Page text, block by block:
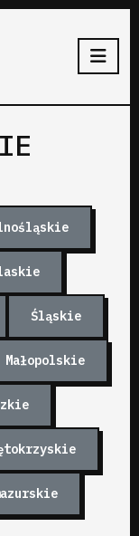
Śląskie
Małopolskie